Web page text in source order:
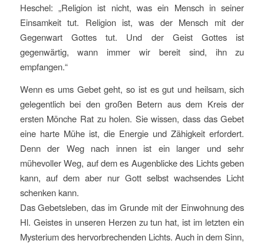
Heschel: „Religion ist nicht, was ein Mensch in seiner
Einsamkeit tut. Religion ist, was der Mensch mit der
Gegenwart Gottes tut. Und der Geist Gottes ist
gegenwärtig, wann immer wir bereit sind, ihn zu
empfangen.“
Wenn es ums Gebet geht, so ist es gut und heilsam, sich
gelegentlich bei den großen Betern aus dem Kreis der
ersten Mönche Rat zu holen. Sie wissen, dass das Gebet
eine harte Mühe ist, die Energie und Zähigkeit erfordert.
Denn der Weg nach innen ist ein langer und sehr
mühevoller Weg, auf dem es Augenblicke des Lichts geben
kann, auf dem aber nur Gott selbst wachsendes Licht
schenken kann.
Das Gebetsleben, das im Grunde mit der Einwohnung des
Hl. Geistes in unseren Herzen zu tun hat, ist im letzten ein
Mysterium des hervorbrechenden Lichts. Auch in dem Sinn,